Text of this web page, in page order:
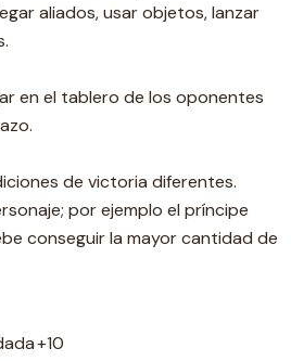
aliados, usar objetos, lanzar
en el tablero de los oponentes
de victoria diferentes.
por ejemplo el príncipe
conseguir la mayor cantidad de
+10